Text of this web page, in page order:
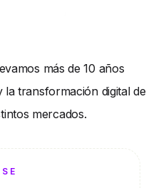
más de 10 años
transformación digital de
mercados.